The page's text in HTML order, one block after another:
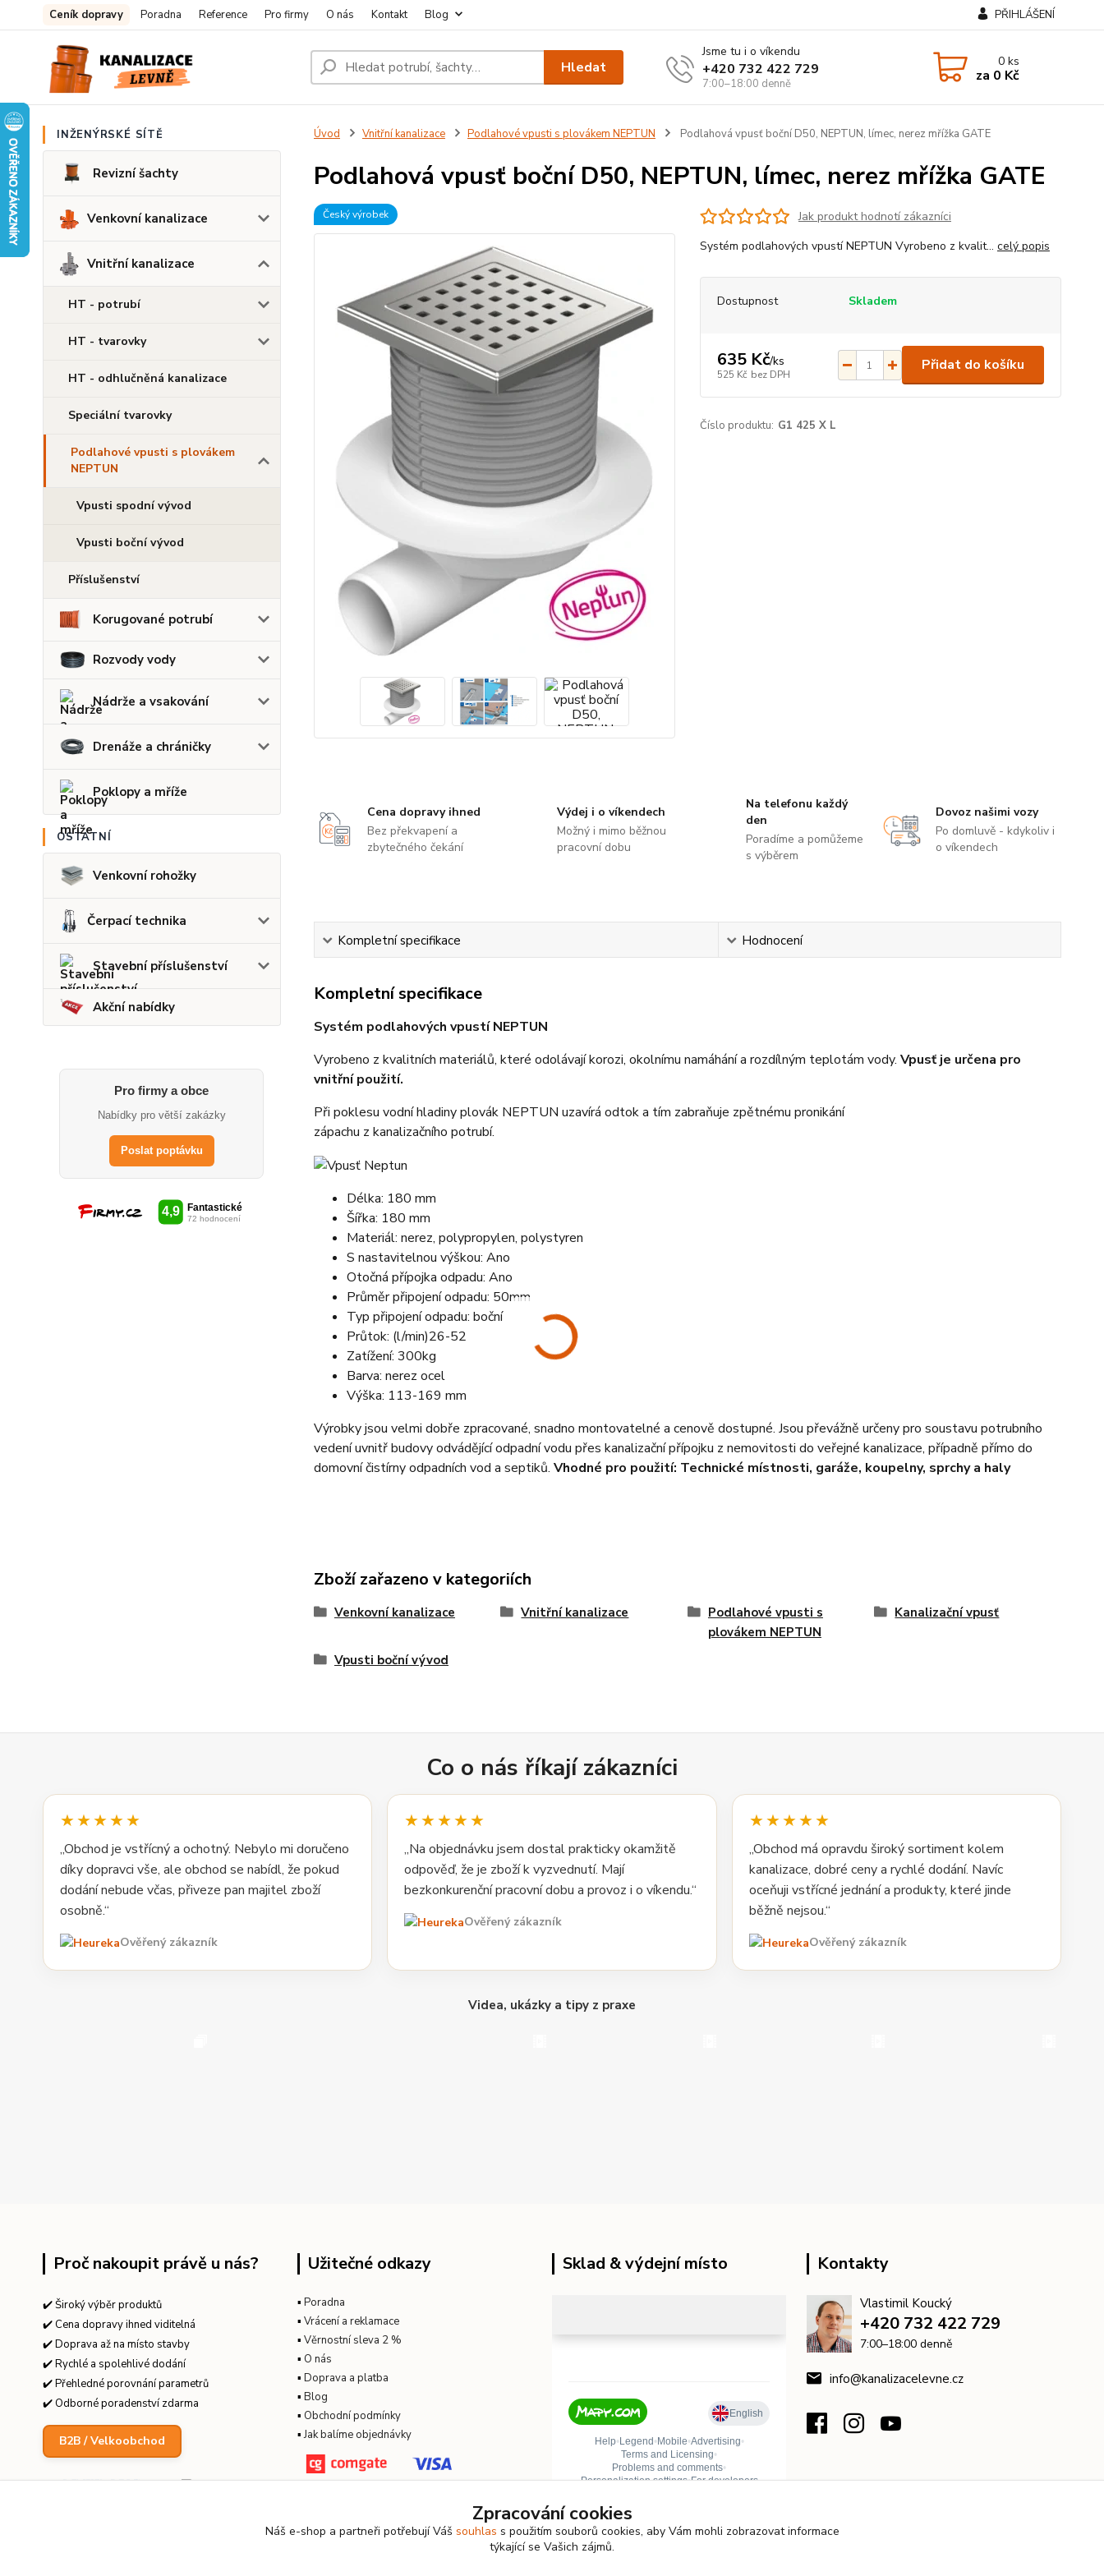
Ceník dopravy Poradna Reference Pro firmy O nás Kontakt Blog PŘIHLÁŠENÍ
Hledat
Jsme tu i o víkendu
+420 732 422 729
7:00–18:00 denně
0ks
za 0 Kč
INŽENÝRSKÉ SÍTĚ
Revizní šachty
Venkovní kanalizace
Vnitřní kanalizace
HT - potrubí
HT - tvarovky
HT - odhlučněná kanalizace
Speciální tvarovky
Podlahové vpusti s plovákem
NEPTUN
Vpusti spodní vývod
Vpusti boční vývod
Příslušenství
Korugované potrubí
Rozvody vody
Nádrže a vsakování
Drenáže a chráničky
Poklopy a mříže
OSTATNÍ
Venkovní rohožky
Čerpací technika
Stavební příslušenství
Akční nabídky
Pro firmy a obce
Nabídky pro větší zakázky
Poslat poptávku
Úvod Vnitřní kanalizace Podlahové vpusti s plovákem NEPTUN Podlahová vpusť boční D50, NEPTUN, límec, nerez mřížka GATE
Podlahová vpusť boční D50, NEPTUN, límec, nerez mřížka GATE
Český výrobek
Jak produkt hodnotí zákazníci
Systém podlahových vpustí NEPTUN Vyrobeno z kvalit... celý popis
Dostupnost Skladem
635 Kč/ks
525 Kč bez DPH
Přidat do košíku
Číslo produktu: G1 425 X L
Cena dopravy ihned
Bez překvapení a
zbytečného čekání
Výdej i o víkendech
Možný i mimo běžnou
pracovní dobu
Na telefonu každý
den
Poradíme a pomůžeme
s výběrem
Dovoz našimi vozy
Po domluvě - kdykoliv i
o víkendech
Kompletní specifikace Hodnocení
Kompletní specifikace
Systém podlahových vpustí NEPTUN
Vyrobeno z kvalitních materiálů, které odolávají korozi, okolnímu namáhání a rozdílným teplotám vody. Vpusť je určena pro
vnitřní použití.
Při poklesu vodní hladiny plovák NEPTUN uzavírá odtok a tím zabraňuje zpětnému pronikání
zápachu z kanalizačního potrubí.
Délka: 180 mm
Šířka: 180 mm
Materiál: nerez, polypropylen, polystyren
S nastavitelnou výškou: Ano
Otočná přípojka odpadu: Ano
Průměr připojení odpadu: 50mm
Typ připojení odpadu: boční
Průtok: (l/min)26-52
Zatížení: 300kg
Barva: nerez ocel
Výška: 113-169 mm
Výrobky jsou velmi dobře zpracované, snadno montovatelné a cenově dostupné. Jsou převážně určeny pro soustavu potrubního
vedení uvnitř budovy odvádějící odpadní vodu přes kanalizační přípojku z nemovitosti do veřejné kanalizace, případně přímo do
domovní čistírny odpadních vod a septiků. Vhodné pro použití: Technické místnosti, garáže, koupelny, sprchy a haly
Zboží zařazeno v kategoriích
Venkovní kanalizace Vnitřní kanalizace
Podlahové vpusti s
plovákem NEPTUN
Kanalizační vpusť
Vpusti boční vývod
Co o nás říkají zákazníci
★★★★★
„Obchod je vstřícný a ochotný. Nebylo mi doručeno
díky dopravci vše, ale obchod se nabídl, že pokud
dodání nebude včas, přiveze pan majitel zboží
osobně.“
Ověřený zákazník
★★★★★
„Na objednávku jsem dostal prakticky okamžitě
odpověď, že je zboží k vyzvednutí. Mají
bezkonkurenční pracovní dobu a provoz i o víkendu.“
Ověřený zákazník
★★★★★
„Obchod má opravdu široký sortiment kolem
kanalizace, dobré ceny a rychlé dodání. Navíc
oceňuji vstřícné jednání a produkty, které jinde
běžně nejsou.“
Ověřený zákazník
Videa, ukázky a tipy z praxe
Proč nakoupit právě u nás?
✔️ Široký výběr produktů
✔️ Cena dopravy ihned viditelná
✔️ Doprava až na místo stavby
✔️ Rychlé a spolehlivé dodání
✔️ Přehledné porovnání parametrů
✔️ Odborné poradenství zdarma
B2B / Velkoobchod
Užitečné odkazy
▪ Poradna
▪ Vrácení a reklamace
▪ Věrnostní sleva 2 %
▪ O nás
▪ Doprava a platba
▪ Blog
▪ Obchodní podmínky
▪Jak balíme objednávky
Sklad & výdejní místo Kontakty
Vlastimil Koucký
+420 732 422 729
7:00–18:00 denně
info@kanalizacelevne.cz
Zpracování cookies
Náš e-shop a partneři potřebují Váš souhlas s použitím souborů cookies, aby Vám mohli zobrazovat informace
týkající se Vašich zájmů.